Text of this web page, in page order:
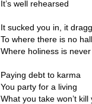
It’s well rehearsed
It sucked you in, it
To where there is no
Where holiness is
Paying debt to karma
You party for a living
What you take won’t kill